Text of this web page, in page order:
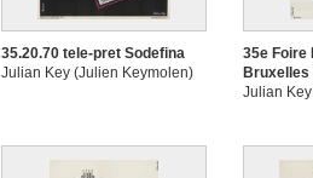
35.20.70 tele-pret Sodefina
Julian Key (Julien Keymolen)
35e Foire
Bruxelles
Julian